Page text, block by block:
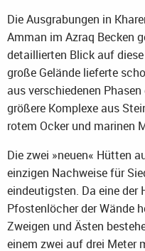
Die Ausgrabungen in
Amman im Azraq Becken
detaillierten Blick auf
große Gelände lieferte
aus verschiedenen
größere Komplexe aus
rotem Ocker und marinen
Die zwei »neuen« Hütten
einzigen Nachweise für
eindeutigsten. Da eine der
Pfostenlöcher der Wände
Zweigen und Ästen
einem zwei auf drei Meter